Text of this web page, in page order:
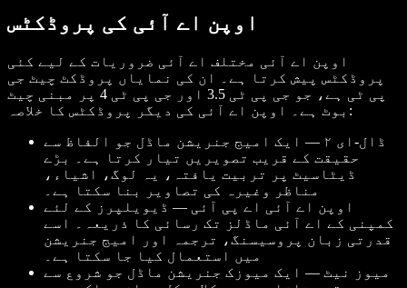
اوپن اے آئی کی پروڈکٹس
اوپن اے آئی مختلف اے آئی ضروریات کے لیے کئی
پروڈکٹس پیش کرتا ہے۔ ان کی نمایاں پروڈکٹ چیٹ جی
پی ٹی ہے، جو جی پی ٹی 3.5 اور جی پی ٹی 4 پر مبنی چیٹ
بوٹ ہے۔ اوپن اے آئی کی دیگر پروڈکٹس کا خلاصہ:
ڈال-ای ۲ — ایک امیج جنریشن ماڈل جو الفاظ سے
حقیقت کے قریب تصویریں تیار کرتا ہے۔ بڑے
ڈیٹاسیٹ پر تربیت یافتہ، یہ لوگ، اشیاء،
مناظر وغیرہ کی تصاویر بنا سکتا ہے۔
اوپن اے آئی اے پی آئی — ڈیویلپرز کے لئے
کمپنی کے اے آئی ماڈلز تک رسائی کا ذریعہ۔ اسے
قدرتی زبان پروسیسنگ، ترجمہ اور امیج جنریشن
میں استعمال کیا جا سکتا ہے۔
میوز نیٹ — ایک میوزک جنریشن ماڈل جو شروع سے